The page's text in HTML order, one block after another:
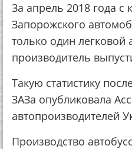
За апрель 2018 года с
Запорожского
только один
производитель
Такую статистику
ЗАЗа опубликовала
автопроизводителей
Производство